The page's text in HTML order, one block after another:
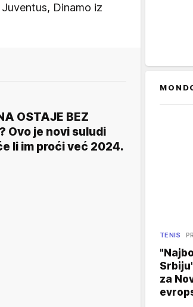
Dinamo iz
OSTAJE BEZ
Ovo je novi suludi
li im proći već 2024.
TENIS
za